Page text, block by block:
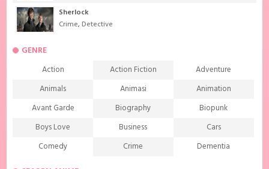
Sherlock
Crime,Detective
GENRE
Action Action Fiction
Adventure
Animals
Animasi
Animation
Avant Garde
Biography
Biopunk
Boys Love
Business
Cars
Comedy
Crime
Dementia
Demons